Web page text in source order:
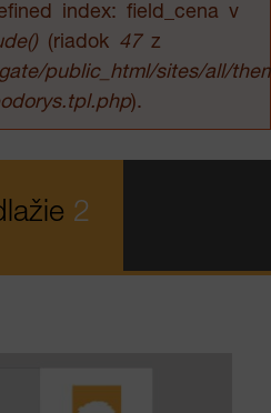
index: field_cena v
(riadok 47z
public_html/sites/all/
).
2